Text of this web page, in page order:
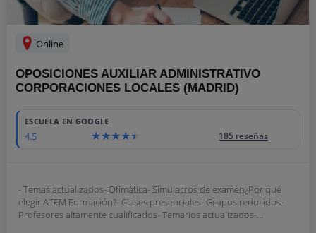
Online
OPOSICIONES AUXILIAR ADMINISTRATIVO
CORPORACIONES LOCALES (MADRID)
ESCUELA EN GOOGLE
4.5 185 reseñas
- Temas actualizados- Ofimática- Simulacros de examen¿Por qué
elegir ATEM Formación?- Clases presenciales- Grupos reducidos-
Profesores altamente cualificados- Temarios actualizados-...